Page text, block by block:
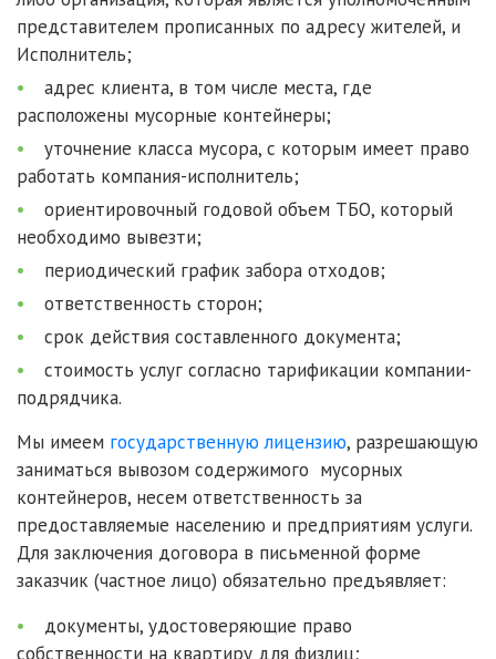
представителем прописанных по адресу жителей, и
Исполнитель;
адрес клиента, в том числе места, где
расположены мусорные контейнеры;
уточнение класса мусора, с которым имеет право
работать компания-исполнитель;
ориентировочный годовой объем ТБО, который
необходимо вывезти;
периодический график забора отходов;
ответственность сторон;
срок действия составленного документа;
стоимость услуг согласно тарификации компании-
подрядчика.
Мы имеем государственную лицензию, разрешающую
заниматься вывозом содержимого мусорных
контейнеров, несем ответственность за
предоставляемые населению и предприятиям услуги.
Для заключения договора в письменной форме
заказчик (частное лицо) обязательно предъявляет:
документы, удостоверяющие право
собственности на квартиру для физлиц;